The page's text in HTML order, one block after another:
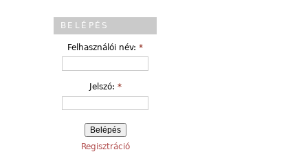
BELÉPÉS
Felhasználói név: *
Jelszó: *
Regisztráció